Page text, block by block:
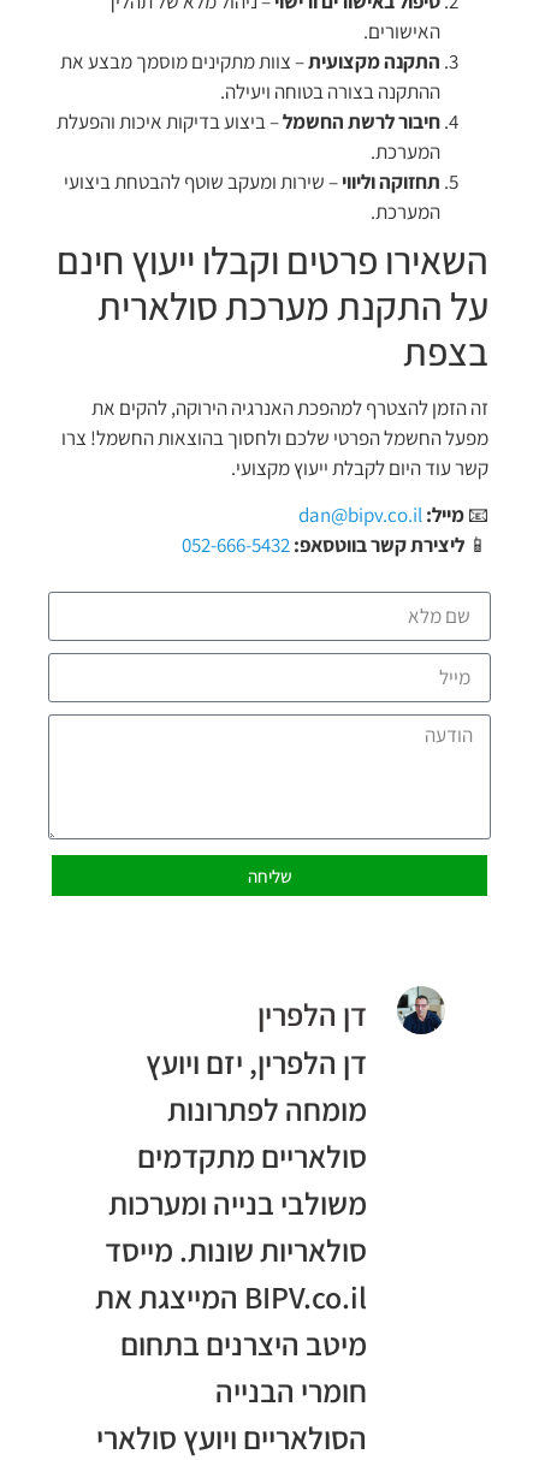
האישורים.
התקנה מקצועית– צוות מתקינים מוסמך מבצע את
ההתקנה בצורה בטוחה ויעילה.
חיבור לרשת החשמל– ביצוע בדיקות איכות והפעלת
המערכת.
תחזוקה וליווי– שירות ומעקב שוטף להבטחת ביצועי
המערכת.
השאירו פרטים וקבלו ייעוץ חינם
על התקנת מערכת סולארית
בצפת
זה הזמן להצטרף למהפכת האנרגיה הירוקה, להקים את
מפעל החשמל הפרטי שלכם ולחסוך בהוצאות החשמל! צרו
קשר עוד היום לקבלת ייעוץ מקצועי.
📧מייל:dan@bipv.co.il
📱 ליצירת קשר בווטסאפ:052-666-5432
שליחה
דן הלפרין
דן הלפרין, יזם ויועץ
מומחה לפתרונות
סולאריים מתקדמים
משולבי בנייה ומערכות
סולאריות שונות. מייסד
BIPV.co.il המייצגת את
מיטב היצרנים בתחום
חומרי הבנייה
הסולאריים ויועץ סולארי